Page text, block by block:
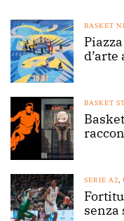
BASKET
BASKET
SERIE A2,
senza